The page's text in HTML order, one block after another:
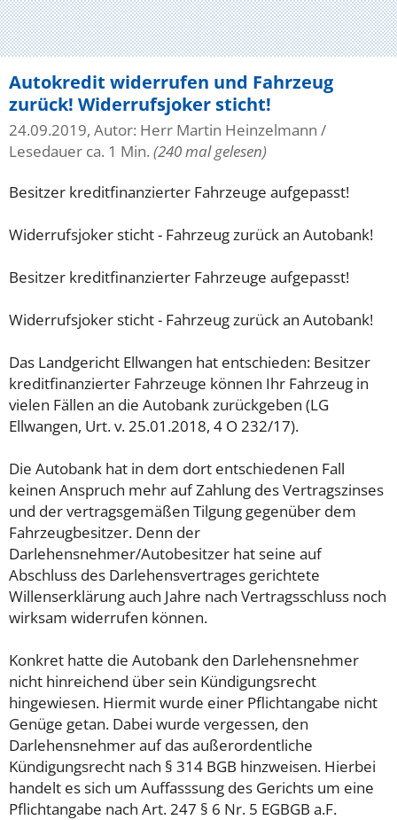
Autokredit widerrufen und Fahrzeug
zurück! Widerrufsjoker sticht!
24.09.2019, Autor: Herr Martin Heinzelmann /
Lesedauer ca. 1 Min. (240 mal gelesen)
Besitzer kreditfinanzierter Fahrzeuge aufgepasst!
Widerrufsjoker sticht - Fahrzeug zurück an Autobank!
Besitzer kreditfinanzierter Fahrzeuge aufgepasst!
Widerrufsjoker sticht - Fahrzeug zurück an Autobank!
Das Landgericht Ellwangen hat entschieden: Besitzer
kreditfinanzierter Fahrzeuge können Ihr Fahrzeug in
vielen Fällen an die Autobank zurückgeben (LG
Ellwangen, Urt. v. 25.01.2018, 4 O 232/17).
Die Autobank hat in dem dort entschiedenen Fall
keinen Anspruch mehr auf Zahlung des Vertragszinses
und der vertragsgemäßen Tilgung gegenüber dem
Fahrzeugbesitzer. Denn der
Darlehensnehmer/Autobesitzer hat seine auf
Abschluss des Darlehensvertrages gerichtete
Willenserklärung auch Jahre nach Vertragsschluss noch
wirksam widerrufen können.
Konkret hatte die Autobank den Darlehensnehmer
nicht hinreichend über sein Kündigungsrecht
hingewiesen. Hiermit wurde einer Pflichtangabe nicht
Genüge getan. Dabei wurde vergessen, den
Darlehensnehmer auf das außerordentliche
Kündigungsrecht nach § 314 BGB hinzweisen. Hierbei
handelt es sich um Auffasssung des Gerichts um eine
Pflichtangabe nach Art. 247 § 6 Nr. 5 EGBGB a.F.